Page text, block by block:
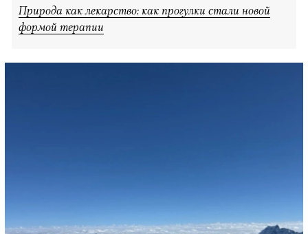
Природа как лекарство: как прогулки стали новой
формой терапии